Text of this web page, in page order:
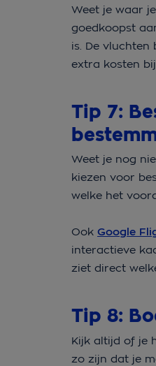
Weet je waar
goedkoopst
is. De
extra kosten
Tip 7:
Weet je nog
kiezen voor
welke het
Ook Google
interactieve
ziet direct
Tip 8:
Kijk altijd of je
zo zijn dat je